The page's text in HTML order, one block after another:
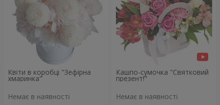
Квіти в коробці "Зефірна
хмаринка"
Немає в наявності
Кашпо-сумочка "Святковий
презент!"
Немає в наявності